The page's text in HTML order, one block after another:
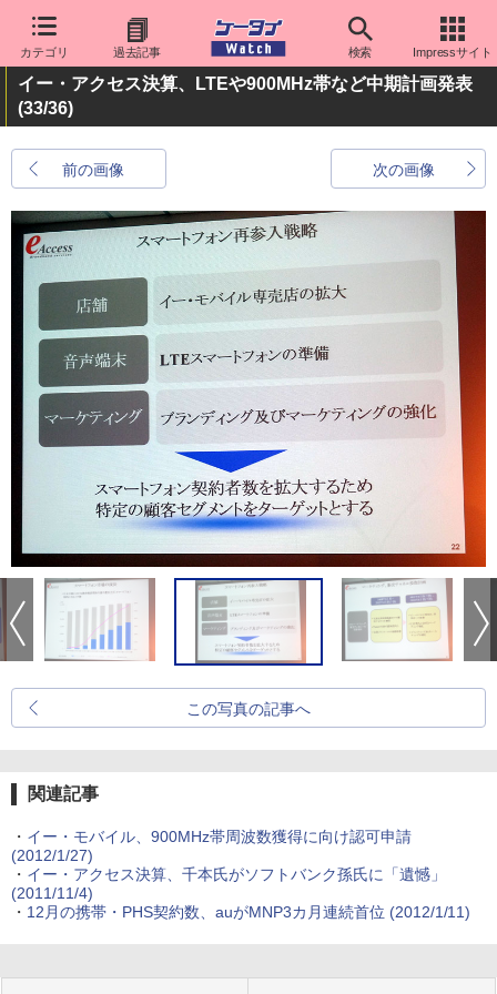
カテゴリ 過去記事 検索 Impressサイト
イー・アクセス決算、LTEや900MHz帯など中期計画発表
(33/36)
前の画像 次の画像
この写真の記事へ
関連記事
・ イー・モバイル、900MHz帯周波数獲得に向け認可申請
(2012/1/27)
・ イー・アクセス決算、千本氏がソフトバンク孫氏に「遺憾」
(2011/11/4)
・ 12月の携帯・PHS契約数、auがMNP3カ月連続首位 (2012/1/11)